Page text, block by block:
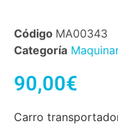
Código MA00343
Categoría
90,00€
Carro